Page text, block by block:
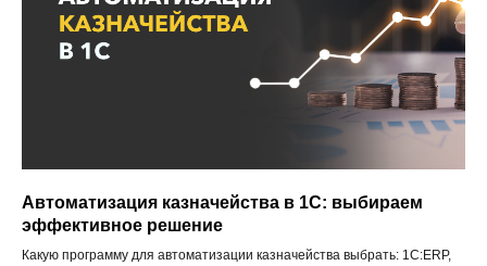
Автоматизация казначейства в 1С: выбираем
эффективное решение
Какую программу для автоматизации казначейства выбрать: 1С:ERP,